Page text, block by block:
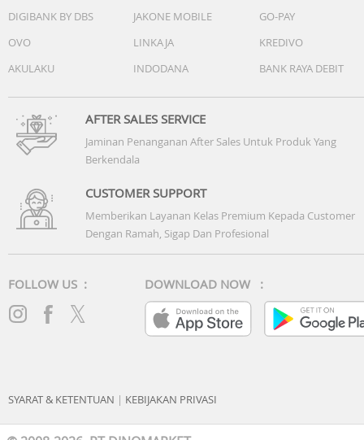
DIGIBANK BY DBS
JAKONE MOBILE
GO-PAY
OVO
LINKAJA
KREDIVO
AKULAKU
INDODANA BANK RAYA DEBIT
AFTER SALES SERVICE
Jaminan Penanganan After Sales Untuk Produk Yang
Berkendala
CUSTOMER SUPPORT
Memberikan Layanan Kelas Premium Kepada Customer
Dengan Ramah, Sigap Dan Profesional
FOLLOW US : DOWNLOAD NOW :
SYARAT & KETENTUAN | KEBIJAKAN PRIVASI